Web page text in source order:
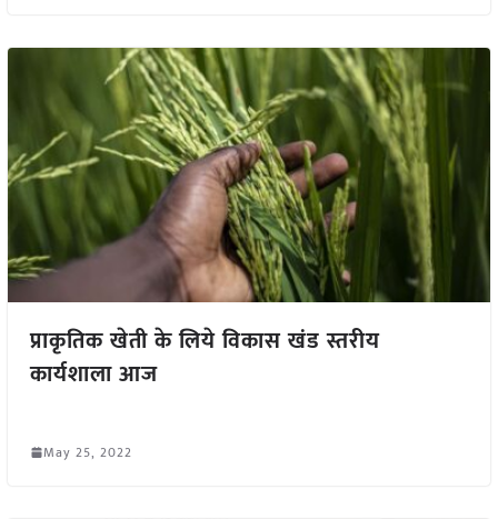
प्राकृतिक खेती के लिये विकास खंड स्तरीय
कार्यशाला आज
May 25, 2022